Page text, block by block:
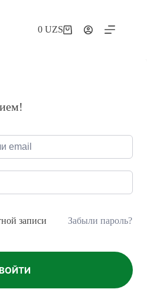
Корзина
0UZS
записи Забыли пароль?
ВОЙТИ